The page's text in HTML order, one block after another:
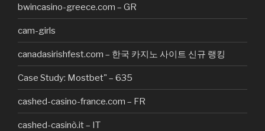
bwincasino-greece.com – GR
cam-girls
canadasirishfest.com – 한국 카지노 사이트 신규 랭킹
Case Study: Mostbet" – 635
cashed-casino-france.com – FR
cashed-casinò.it – IT